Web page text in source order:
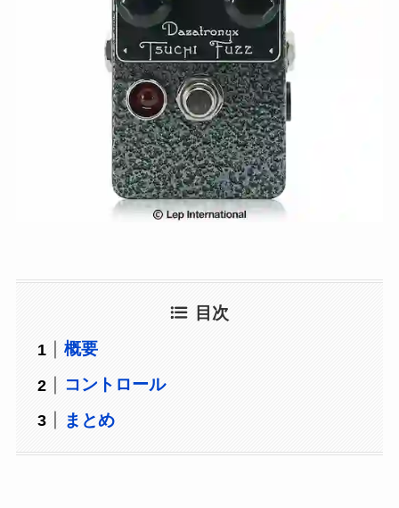
目次
概要
コントロール
まとめ